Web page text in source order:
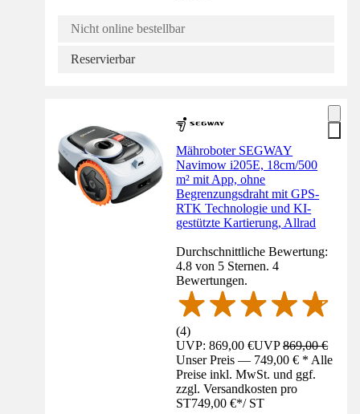
Nicht online bestellbar
Reservierbar
Mähroboter SEGWAY
Navimow i205E, 18cm/500
m² mit App, ohne
Begrenzungsdraht mit GPS-
RTK Technologie und KI-
gestützte Kartierung, Allrad
Durchschnittliche Bewertung:
4.8 von 5 Sternen. 4
Bewertungen.
(4)
UVP: 869,00 €UVP869,00 €
Unser Preis — 749,00 € * Alle
Preise inkl. MwSt. und ggf.
zzgl. Versandkosten pro
ST749,00 €*/ ST